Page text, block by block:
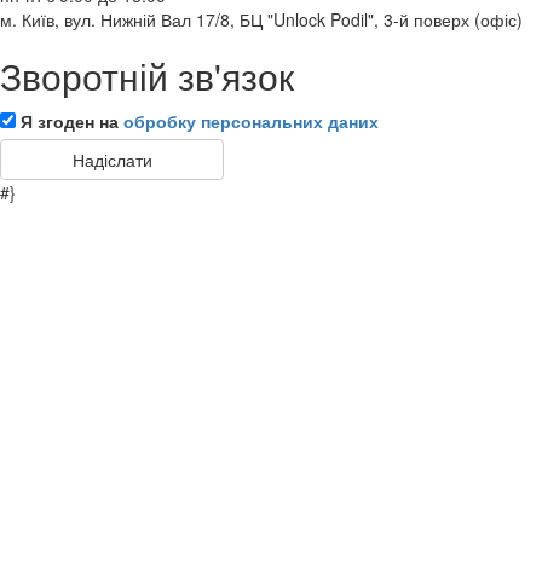
м. Київ, вул. Нижній Вал 17/8, БЦ "Unlock Podil", 3-й поверх (офіс)
Зворотній зв'язок
Я згоден на обробку персональних даних
#}